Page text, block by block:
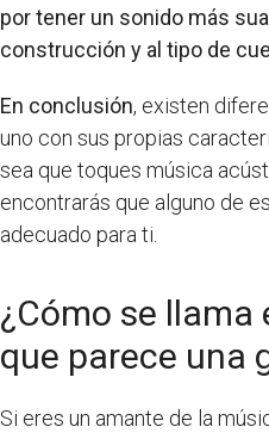
por tener un sonido más
construcción y al tipo de
En conclusión, existen
uno con sus propias
sea que toques música
encontrarás que alguno de
adecuado para ti.
¿Cómo se
que parece una
Si eres un amante de la